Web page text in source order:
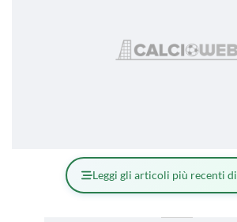
Leggi gli articoli più recenti di